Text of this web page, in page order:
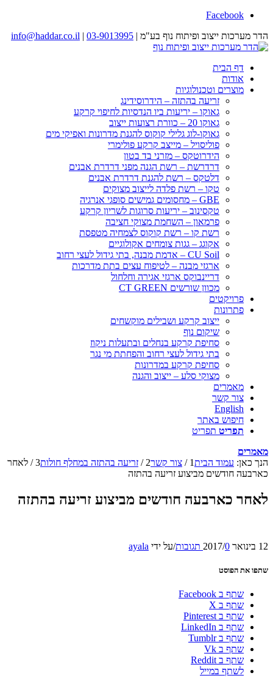
Facebook
הדר מערכות ייצוב ופיתוח נוף בע"מ | 03-9013995
|
info@haddar.co.il
דף הבית
אודות
מוצרים וטכנולוגיות
זריעה בהתזה – הידרוסידינג
גאוקו – יריעות ביו הנדסיות לחיפוי קרקע
גאוקו 20 – כוורת רצועות ייצוב
גאוקו-לוג גלילי קוקוס להגנת מדרונות ואפיקי מים
פוליסויל – מייצב קרקע פולימרי
הידרוטקס – מזרני בד בטון
דרדרשת – רשת הגנה מפני דרדרת אבנים
דלטקס – רשת להגנת דרדרת אבנים
טקו – רשת פלדה לייצוב מצוקים
GBE – מחסומים גמישים סופגי אנרגיה
טקסינוב – יריעות סרוגות לשריון קרקע
פרמאון – השחמת מצוקי חציבה
רשת קו – רשת קוקוס לצמחיה מטפסת
אקוגג – גגות צומחים אקולוגיים
CU Soil – אדמת מבנה, בתי גידול לעצי רחוב
ארגזי מבנה – לטיפוח עצים בתת מדרכות
דריינבוקס ארגזי אגירה וחלחול
מכוון שורשים CT GREEN
פרויקטים
פתרונות
ייצוב קרקע ושבילים מוקשחים
שיקום נוף
סחיפת קרקע בנחלים ובתעלות ניקוז
בתי גידול לעצי רחוב והפחתת מי נגר
סחיפת קרקע במדרונות
מצוקי סלע – ייצוב והגנה
מאמרים
צור קשר
English
חיפוש באתר
תפריט תפריט
מאמרים
הנך כאן: עמוד הבית1
/ צור קשר2
/ זריעה בהתזה במחלף חולות3
/ לאחר
כארבעה חודשים מביצוע זריעה בהתזה
לאחר כארבעה חודשים מביצוע זריעה בהתזה
12 בינואר 2017 /0 תגובות /על ידי ayala
שתפו את הפוסט
שתף ב Facebook
שתף ב X
שתף ב Pinterest
שתף ב LinkedIn
שתף ב Tumblr
שתף ב Vk
שתף ב Reddit
לשתף במייל